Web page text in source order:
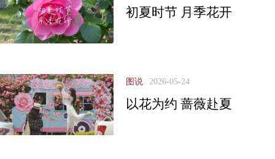
初夏时节 月季花开
图说 2026-05-24
以花为约 蔷薇赴夏